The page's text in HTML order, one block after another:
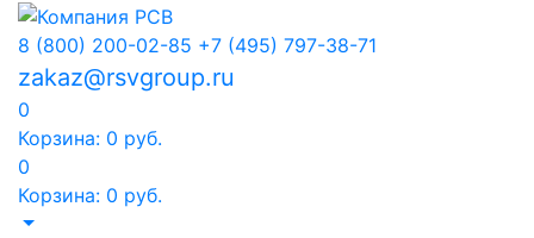
8 (800) 200-02-85 +7 (495) 797-38-71
zakaz@rsvgroup.ru
0
Корзина: 0 руб.
0
Корзина: 0 руб.